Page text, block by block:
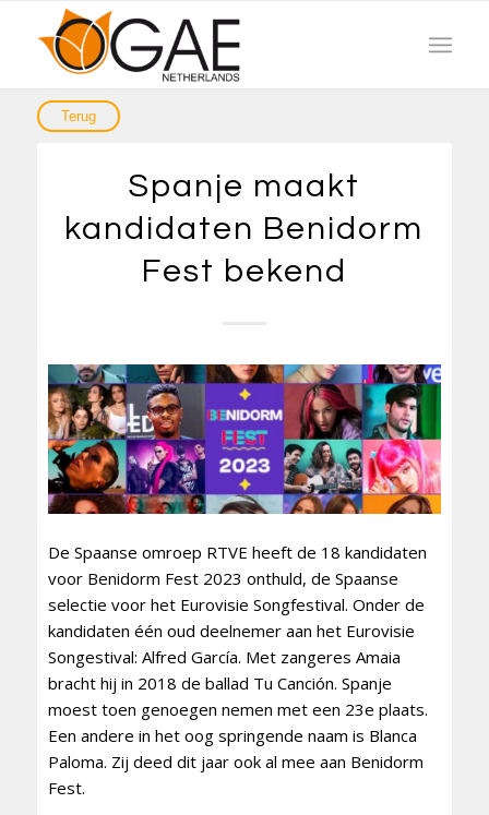
Spanje maakt
kandidaten Benidorm
Fest bekend
De Spaanse omroep RTVE heeft de 18 kandidaten
voor Benidorm Fest 2023 onthuld, de Spaanse
selectie voor het Eurovisie Songfestival. Onder de
kandidaten één oud deelnemer aan het Eurovisie
Songestival: Alfred García. Met zangeres Amaia
bracht hij in 2018 de ballad Tu Canción. Spanje
moest toen genoegen nemen met een 23e plaats.
Een andere in het oog springende naam is Blanca
Paloma. Zij deed dit jaar ook al mee aan Benidorm
Fest.